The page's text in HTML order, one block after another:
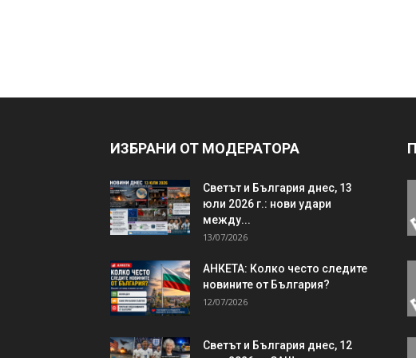
ИЗБРАНИ ОТ МОДЕРАТОРА
Светът и България днес, 13
юли 2026 г.: нови удари
между...
13/07/2026
АНКЕТА: Колко често следите
новините от България?
12/07/2026
Светът и България днес, 12